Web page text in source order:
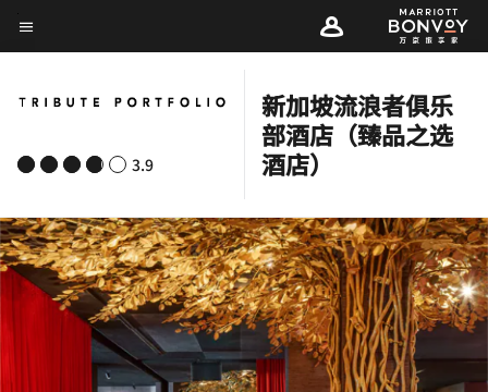
Skip
to
content
菜单文本
3.9
新加坡流浪者俱乐
部酒店（臻品之选
酒店）